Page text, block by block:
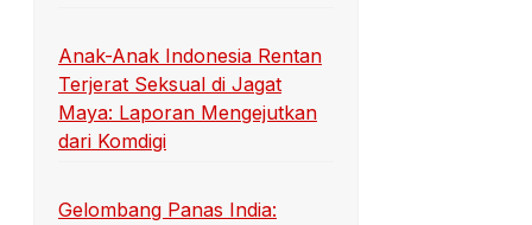
Anak-Anak Indonesia Rentan
Terjerat Seksual di Jagat
Maya: Laporan Mengejutkan
dari Komdigi
Gelombang Panas India: